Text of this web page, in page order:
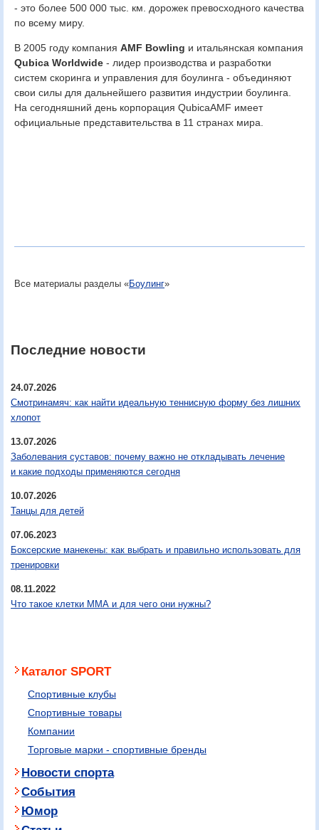
- это более 500 000 тыс. км. дорожек превосходного качества
по всему миру.
В 2005 году компания AMF Bowling и итальянская компания
Qubica Worldwide - лидер производства и разработки
систем скоринга и управления для боулинга - объединяют
свои силы для дальнейшего развития индустрии боулинга.
На сегодняшний день корпорация QubicaAMF имеет
официальные представительства в 11 странах мира.
Все материалы разделы «Боулинг»
Последние новости
24.07.2026
Смотринамяч: как найти идеальную теннисную форму без лишних
хлопот
13.07.2026
Заболевания суставов: почему важно не откладывать лечение
и какие подходы применяются сегодня
10.07.2026
Танцы для детей
07.06.2023
Боксерские манекены: как выбрать и правильно использовать для
тренировки
08.11.2022
Что такое клетки ММА и для чего они нужны?
Каталог SPORT
Спортивные клубы
Спортивные товары
Компании
Торговые марки - спортивные бренды
Новости спорта
События
Юмор